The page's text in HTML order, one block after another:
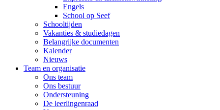
Engels
School op Seef
Schooltijden
Vakanties & studiedagen
Belangrijke documenten
Kalender
Nieuws
Team en organisatie
Ons team
Ons bestuur
Ondersteuning
De leerlingenraad